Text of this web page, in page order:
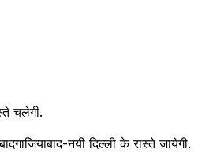
चलेगी.
नयी दिल्ली के रास्ते जायेगी.